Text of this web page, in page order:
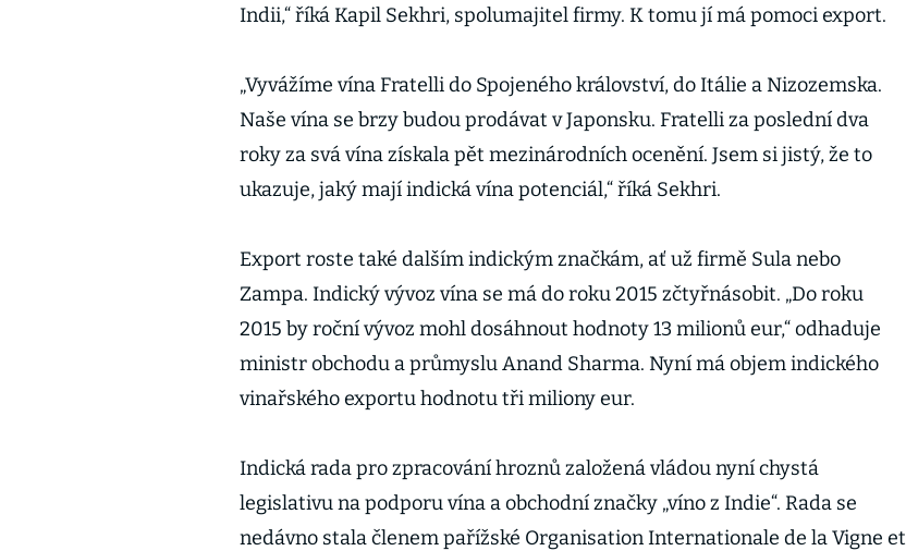
Indii,“ říká Kapil Sekhri, spolumajitel firmy. K tomu jí má pomoci export.
„Vyvážíme vína Fratelli do Spojeného království, do Itálie a Nizozemska.
Naše vína se brzy budou prodávat v Japonsku. Fratelli za poslední dva
roky za svá vína získala pět mezinárodních ocenění. Jsem si jistý, že to
ukazuje, jaký mají indická vína potenciál,“ říká Sekhri.
Export roste také dalším indickým značkám, ať už firmě Sula nebo
Zampa. Indický vývoz vína se má do roku 2015 zčtyřnásobit. „Do roku
2015 by roční vývoz mohl dosáhnout hodnoty 13 milionů eur,“ odhaduje
ministr obchodu a průmyslu Anand Sharma. Nyní má objem indického
vinařského exportu hodnotu tři miliony eur.
Indická rada pro zpracování hroznů založená vládou nyní chystá
legislativu na podporu vína a obchodní značky „víno z Indie“. Rada se
nedávno stala členem pařížské Organisation Internationale de la Vigne et